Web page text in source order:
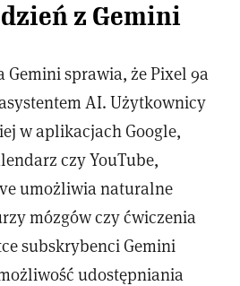
z Gemini
Gemini sprawia, że Pixel 9a
AI. Użytkownicy
w aplikacjach Google,
czy YouTube,
umożliwia naturalne
mózgów czy ćwiczenia
subskrybenci Gemini
udostępniania